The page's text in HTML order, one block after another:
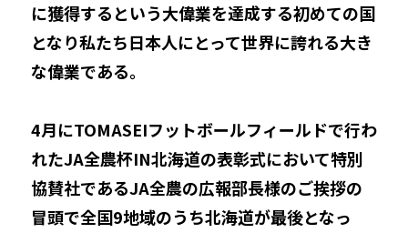
に獲得するという大偉業を達成する初めての国
となり私たち日本人にとって世界に誇れる大き
な偉業である。
4月にTOMASEIフットボールフィールドで行わ
れたJA全農杯IN北海道の表彰式において特別
協賛社であるJA全農の広報部長様のご挨拶の
冒頭で全国9地域のうち北海道が最後となっ